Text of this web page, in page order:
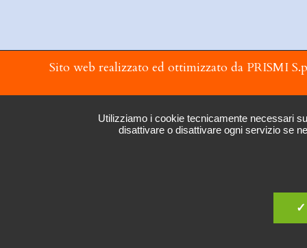
Sito web realizzato ed ottimizzato da PRISMI
Utilizziamo i cookie tecnicamente necessari
disattivare o disattivare ogni servizio se
✓